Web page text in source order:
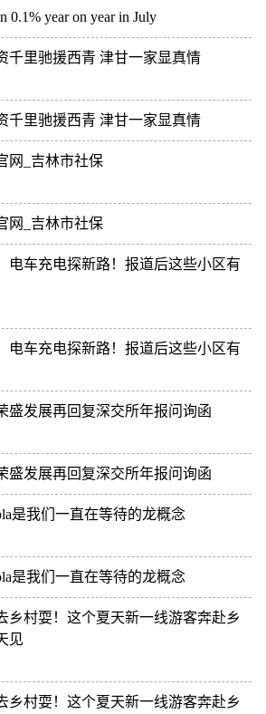
0.1% year on year in July
千里驰援西青 津甘一家显真情
千里驰援西青 津甘一家显真情
网_吉林市社保
网_吉林市社保
电车充电探新路！报道后这些小区有
电车充电探新路！报道后这些小区有
盛发展再回复深交所年报问询函
盛发展再回复深交所年报问询函
是我们一直在等待的龙概念
是我们一直在等待的龙概念
乡村耍！这个夏天新一线游客奔赴乡
见
乡村耍！这个夏天新一线游客奔赴乡